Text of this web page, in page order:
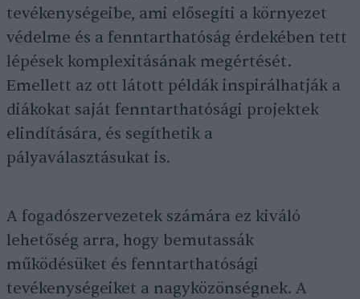
tevékenységeibe, ami elősegíti a környezet
védelme és a fenntarthatóság érdekében tett
lépések komplexitásának megértését.
Emellett az ott látott példák inspirálhatják a
diákokat saját fenntarthatósági projektek
elindítására, és segíthetik a
pályaválasztásukat is.
A fogadószervezetek számára ez kiváló
lehetőség arra, hogy bemutassák
működésüket és fenntarthatósági
tevékenységeiket a nagyközönségnek. A